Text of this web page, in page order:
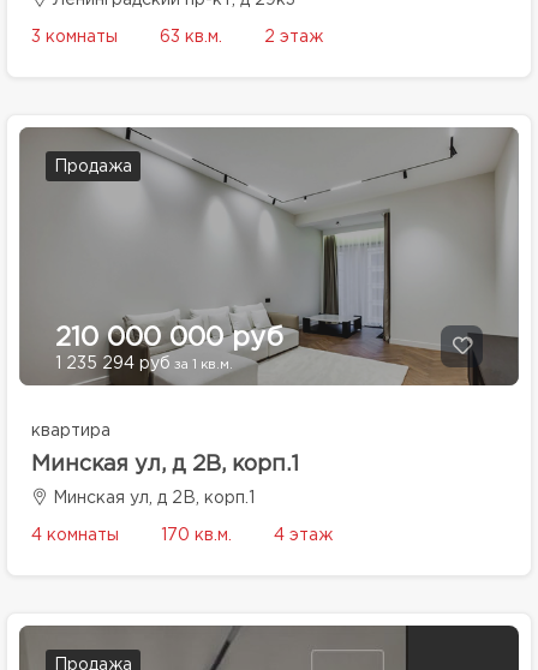
3 комнаты 63 кв.м. 2 этаж
Продажа
210 000 000 руб
1 235 294 руб за 1 кв.м.
квартира
Минская ул, д 2В, корп.1
Минская ул, д 2В, корп.1
4 комнаты 170 кв.м. 4 этаж
Продажа